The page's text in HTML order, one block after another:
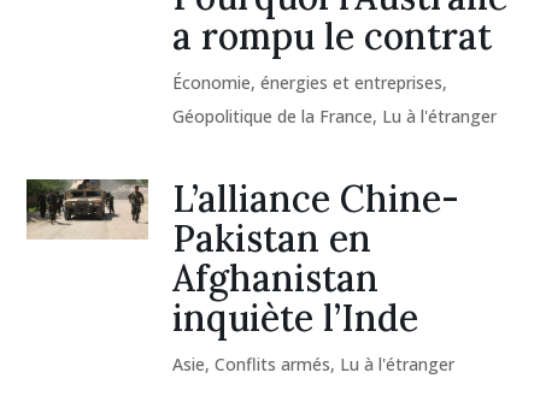
a rompu le contrat
Économie, énergies et entreprises,
Géopolitique de la France, Lu à l'étranger
L’alliance Chine-
Pakistan en
Afghanistan
inquiète l’Inde
Asie,Conflits armés, Lu à l'étranger